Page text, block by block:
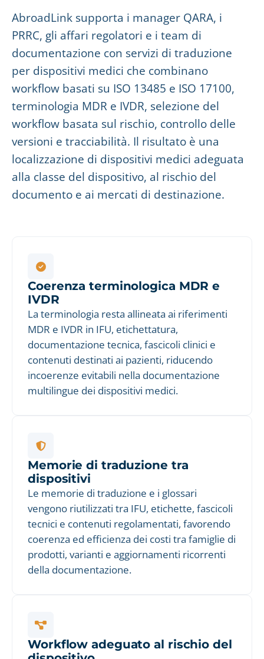
AbroadLink supporta i manager QARA, i
PRRC, gli affari regolatori e i team di
documentazione con servizi di traduzione
per dispositivi medici che combinano
workflow basati su ISO 13485 e ISO 17100,
terminologia MDR e IVDR, selezione del
workflow basata sul rischio, controllo delle
versioni e tracciabilità. Il risultato è una
localizzazione di dispositivi medici adeguata
alla classe del dispositivo, al rischio del
documento e ai mercati di destinazione.
Coerenza terminologica MDR e
IVDR
La terminologia resta allineata ai riferimenti
MDR e IVDR in IFU, etichettatura,
documentazione tecnica, fascicoli clinici e
contenuti destinati ai pazienti, riducendo
incoerenze evitabili nella documentazione
multilingue dei dispositivi medici.
Memorie di traduzione tra
dispositivi
Le memorie di traduzione e i glossari
vengono riutilizzati tra IFU, etichette, fascicoli
tecnici e contenuti regolamentati, favorendo
coerenza ed efficienza dei costi tra famiglie di
prodotti, varianti e aggiornamenti ricorrenti
della documentazione.
Workflow adeguato al rischio del